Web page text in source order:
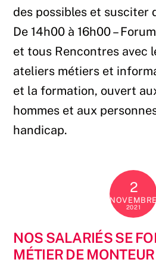
des possibles et susciter
De 14h00 à 16h00 –
et tous Rencontres avec
ateliers métiers et
et la formation, ouvert
hommes et aux
handicap.
2
2021
NOS SALARIÉS SE
MÉTIER DE